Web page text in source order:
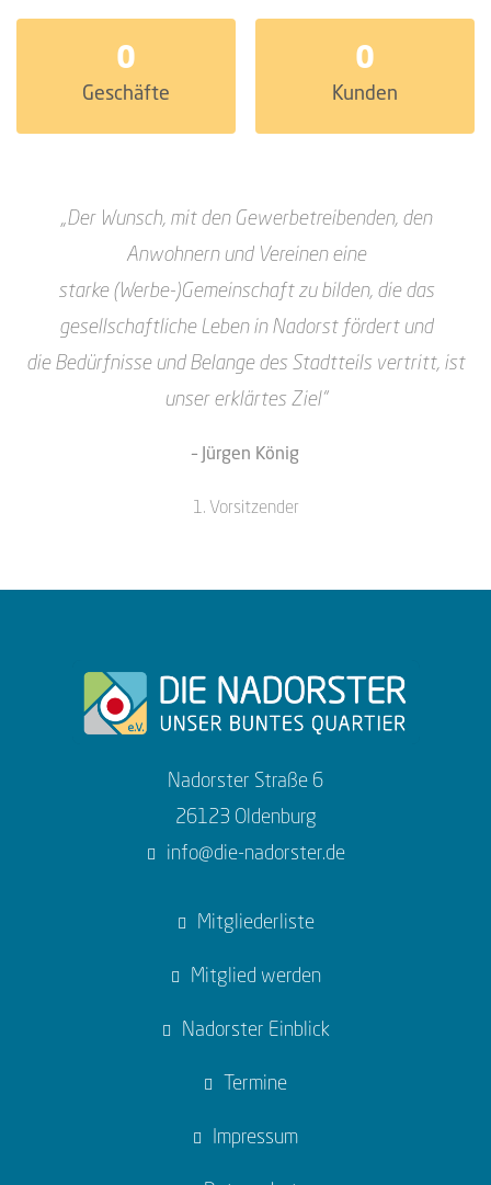
0
Geschäfte
0
Kunden
„Der Wunsch, mit den Gewerbetreibenden, den
Anwohnern und Vereinen eine
starke(Werbe-)Gemeinschaft zu bilden, die das
gesellschaftliche Leben in Nadorst fördert und
dieBedürfnisse und Belange des Stadtteils vertritt, ist
unser erklärtes Ziel“
– Jürgen König
1. Vorsitzender
Nadorster Straße 6
26123 Oldenburg
info@die-nadorster.de
Mitgliederliste
Mitglied werden
Nadorster Einblick
Termine
Impressum